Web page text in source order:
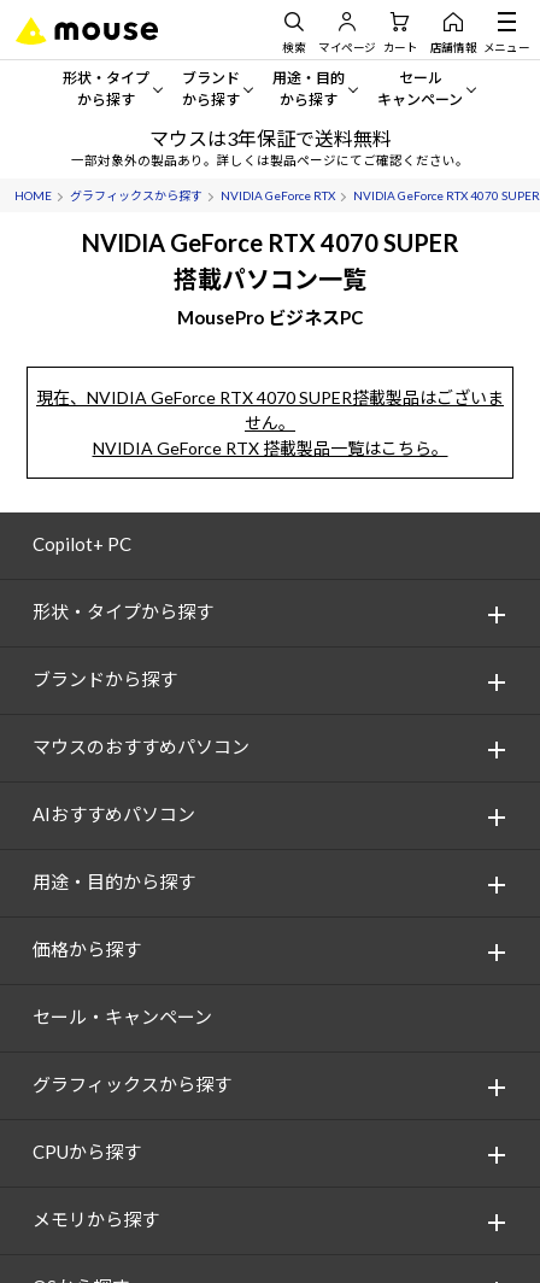
検索 マイページ カート 店舗情報 メニュー
形状・タイプ
から探す
形状・タイプから探す をすべてみる
デスクトップPC
Windows 11
ブランド
から探す
mouse
G TUNE
DAIV
用途・目的
から探す
一般向けパソコン
ゲーミングPC・ゲーム向けパソコン
ビジネス向けパソコン
スペック/パーツ別
セール
キャンペーン
セール・キャンペー
期間限定セール
おすすめ目玉パソコン
今イチオシのパソコンをピ
Windows 11
マウスは3年保証で送料無料
一部対象外の製品あり。詳しくは製品ページにてご確認ください。
HOME グラフィックスから探す NVIDIA GeForce RTX NVIDIA GeForce RTX 4070 SUPER
NVIDIA GeForce RTX 4070 SUPER
搭載パソコン一覧
MousePro ビジネスPC
現在、NVIDIA GeForce RTX 4070 SUPER搭載製品はございま
せん。
NVIDIA GeForce RTX 搭載製品一覧はこちら。
Copilot+ PC
形状・タイプから探す
ブランドから探す
マウスのおすすめパソコン
AIおすすめパソコン
用途・目的から探す
価格から探す
セール・キャンペーン
グラフィックスから探す
CPUから探す
メモリから探す